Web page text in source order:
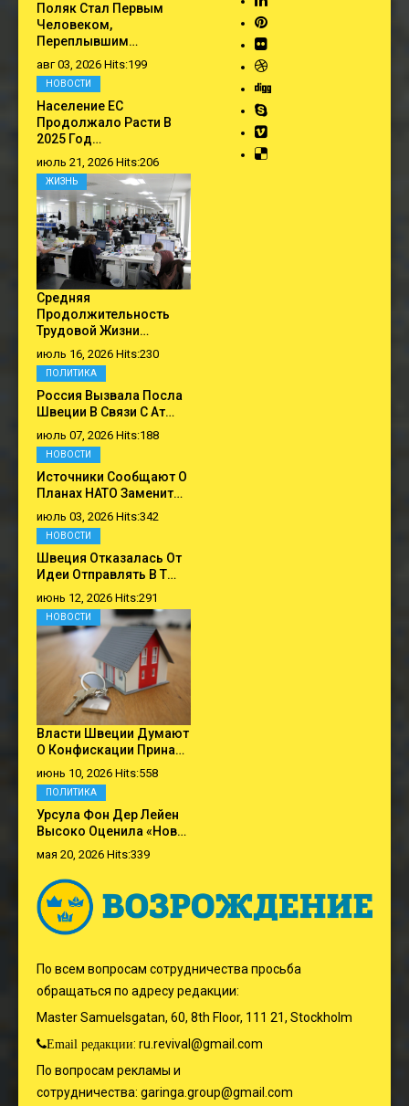
Поляк Стал Первым
Человеком,
Переплывшим…
авг 03, 2026 Hits:199
Население ЕС
Продолжало Расти В
2025 Год…
июль 21, 2026 Hits:206
НОВОСТИ
Средняя
Продолжительность
Трудовой Жизни…
июль 16, 2026 Hits:230
ЖИЗНЬ
Россия Вызвала Посла
Швеции В Связи С Ат…
июль 07, 2026 Hits:188
ПОЛИТИКА
Источники Сообщают О
Планах НАТО Заменит…
июль 03, 2026 Hits:342
НОВОСТИ
Швеция Отказалась От
Идеи Отправлять В Т…
июнь 12, 2026 Hits:291
НОВОСТИ
Власти Швеции Думают
О Конфискации Прина…
июнь 10, 2026 Hits:558
НОВОСТИ
Урсула Фон Дер Лейен
Высоко Оценила «нов…
мая 20, 2026 Hits:339
ПОЛИТИКА
По всем вопросам сотрудничества просьба
обращаться по адресу редакции:
Master Samuelsgatan, 60, 8th Floor, 111 21, Stockholm
Email редакции: ru.revival@gmail.com
По вопросам рекламы и
сотрудничества: garinga.group@gmail.com